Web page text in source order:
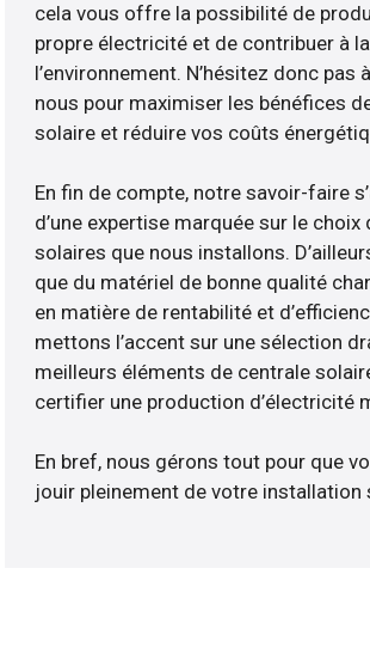
cela vous offre la possibilité de
propre électricité et de contribuer à
l’environnement. N’hésitez donc pas
nous pour maximiser les bénéfices
solaire et réduire vos coûts
En fin de compte, notre savoir-faire
d’une expertise marquée sur le choix
solaires que nous installons.
que du matériel de bonne qualité
en matière de rentabilité et
mettons l’accent sur une sélection
meilleurs éléments de centrale
certifier une production d’électricité
En bref, nous gérons tout pour que
jouir pleinement de votre installation